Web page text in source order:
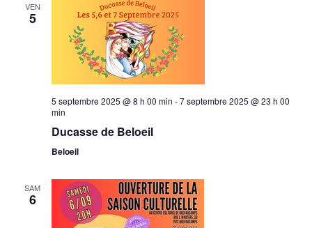
VEN
5
5 septembre 2025 @ 8 h 00 min -7 septembre 2025 @ 23 h 00
min
Ducasse de Beloeil
Beloeil
SAM
6